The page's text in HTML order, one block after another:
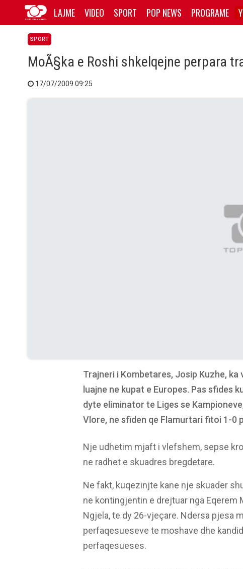
LAJME VIDEO SPORT POP NEWS PROGRAME
SPORT
MoÃ§ka e Roshi shkelqejne perpara
17/07/2009 09:25
Trajneri i Kombetares, Josip Kuzhe,
luajne ne kupat e Europes. Pas sfides
dyte eliminator te Liges se
Vlore, ne sfiden qe Flamurtari fitoi 1-0
Nje udhetim mjaft i vlefshem, sepse
ne radhet e skuadres bregdetare.
Ne fakt, kuqezinjte kane nje skuader
ne kontingjentin e drejtuar nga
Ngjela, te dy 26-vjeçare. Ndersa pjesa
perfaqesueseve te moshave dhe
perfaqesueses.